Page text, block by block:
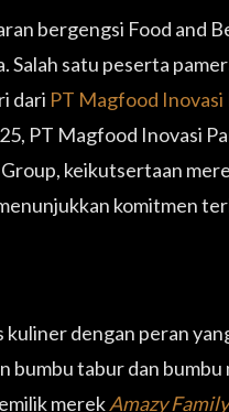
bergengsi Food and
satu peserta
dari PT Magfood Inovasi
PT Magfood Inovasi
Group, keikutsertaan
komitmen
dengan peran
bumbu tabur dan
merekAmazy